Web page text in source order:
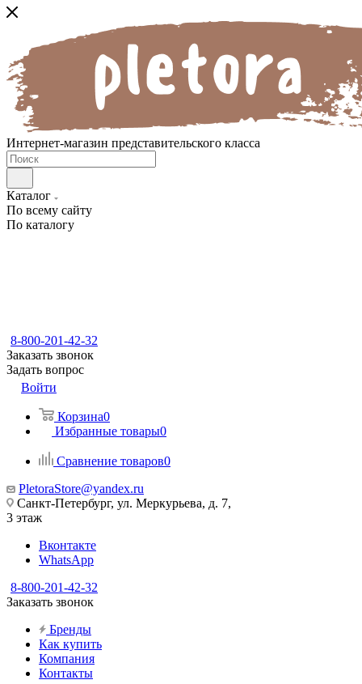
Интернет-магазин представительского класса
Каталог
По всему сайту
По каталогу
8-800-201-42-32
Заказать звонок
Задать вопрос
Войти
Корзина0
Избранные товары0
Сравнение товаров0
PletoraStore@yandex.ru
Санкт-Петербург, ул. Меркурьева, д. 7,
3 этаж
Вконтакте
WhatsApp
8-800-201-42-32
Заказать звонок
Бренды
Как купить
Компания
Контакты